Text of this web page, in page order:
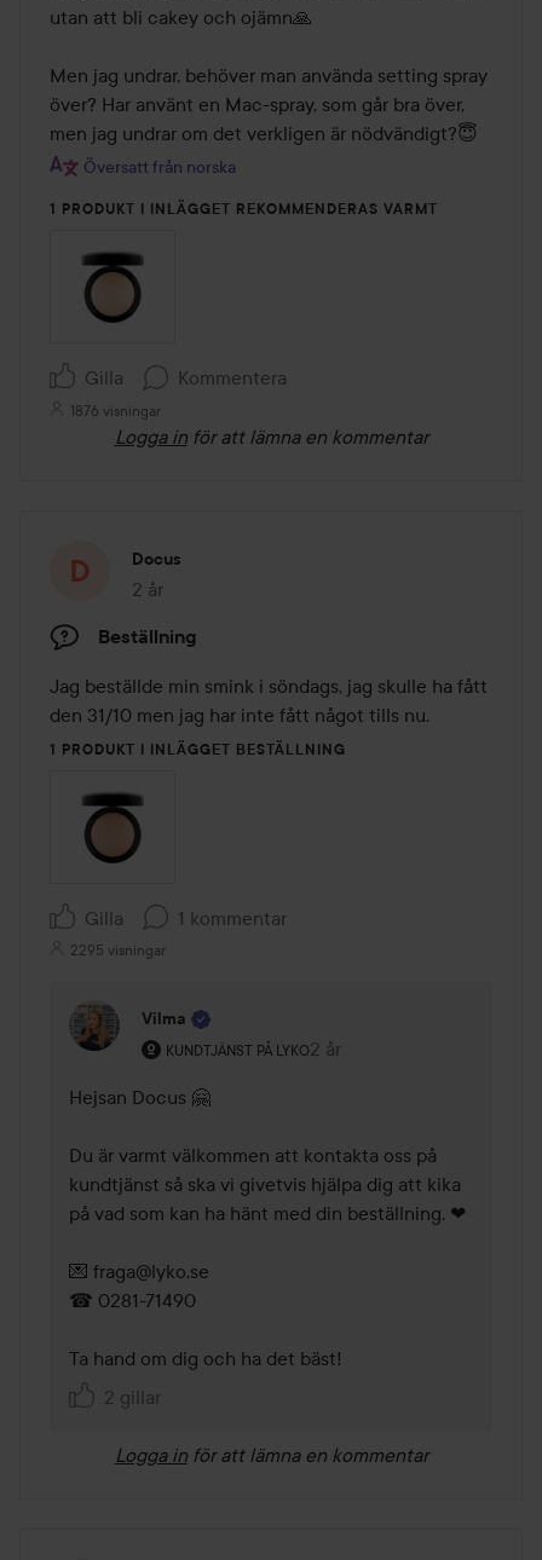
5
utan att bli cakey och ojämn🙏
Men jag undrar, behöver man använda setting spray
över? Har använt en Mac-spray, som går bra över,
men jag undrar om det verkligen är nödvändigt?😇
Översatt från norska
1 PRODUKT I INLÄGGET REKOMMENDERAS VARMT
Gilla Kommentera
1876 visningar
Logga in för att lämna en kommentar
Docus
2 år
Inlägget skapades 2 år
Beställning
Jag beställde min smink i söndags, jag skulle ha fått
den 31/10 men jag har inte fått något tills nu.
1 PRODUKT I INLÄGGET BESTÄLLNING
Gilla 1 kommentar
2295 visningar
Vilma
KUNDTJÄNST PÅ LYKO
Användarens roll: Kundtjänst på Lyko.
2 år
Kommentaren lades 2 år
Hejsan Docus 🤗
Du är varmt välkommen att kontakta oss på
kundtjänst så ska vi givetvis hjälpa dig att kika
på vad som kan ha hänt med din beställning. ❤
💌 fraga@lyko.se
☎ 0281-71490
Ta hand om dig och ha det bäst!
2 gillar
Logga in för att lämna en kommentar